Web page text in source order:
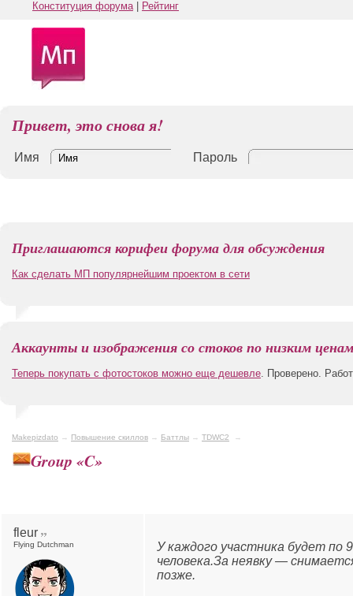
Конституция форума| Рейтинг
Привет, это снова я!
Имя Пароль
Приглашаются корифеи форума для обсуждения
Как сделать МП популярнейшим проектом в сети
Аккаунты и изображения со стоков по низким ценам
Теперь покупать с фотостоков можно еще дешевле. Проверено.
Makepizdato → Повышение скиллов → Баттлы → TDWC2 →
Group «C»
fleur
Flying Dutchman
У каждого участника будет по
человека.За неявку —
позже.